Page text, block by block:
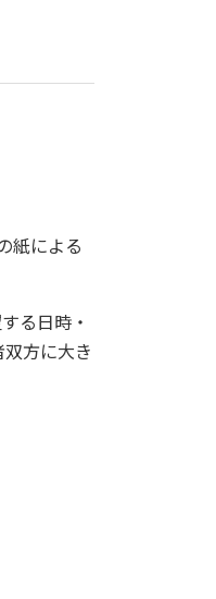
紙による
る日時・
方に大き